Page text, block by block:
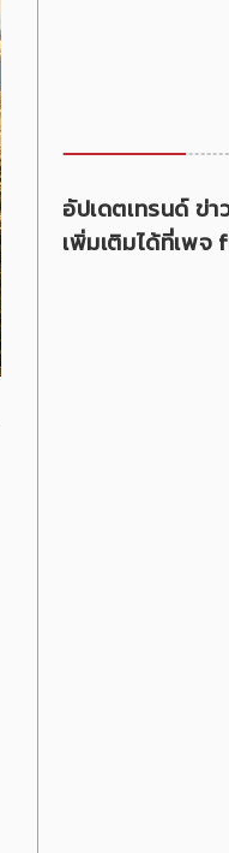
อัปเดตเทรนด์ ข่
เพิ่มเติมได้ที่เพจ